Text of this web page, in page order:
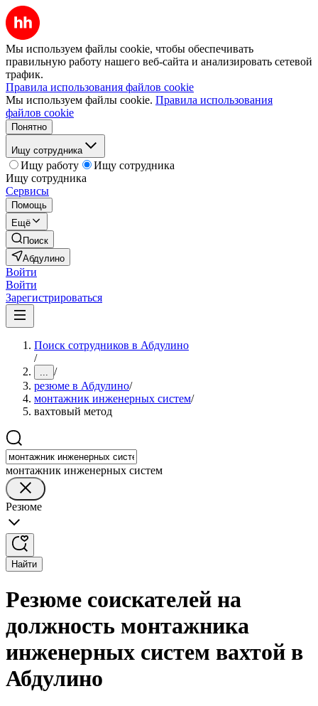
Мы используем файлы cookie, чтобы обеспечивать
правильную работу нашего веб-сайта и анализировать сетевой
трафик.
Правила использования файлов cookie
Мы используем файлы cookie. Правила использования
файлов cookie
Понятно
Ищу сотрудника
Ищу работу
Ищу сотрудника
Ищу сотрудника
Сервисы
Помощь
Ещё
Поиск
Абдулино
Войти
Войти
Зарегистрироваться
Поиск сотрудников в Абдулино
/
... /
резюме в Абдулино/
монтажник инженерных систем/
вахтовый метод
монтажник инженерных систем
Резюме
Найти
Резюме соискателей на
должность монтажника
инженерных систем вахтой в
Абдулино